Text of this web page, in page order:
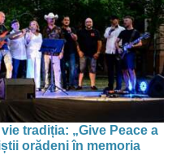
tradiția: „Give Peace a
orădeni în memoria